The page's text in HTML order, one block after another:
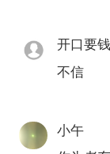
开口要钱
不信
小午